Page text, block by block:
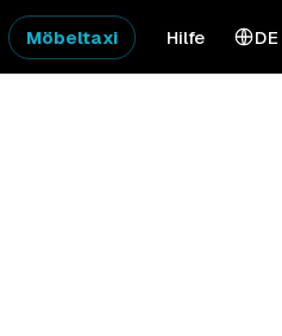
Möbeltaxi Hilfe DE